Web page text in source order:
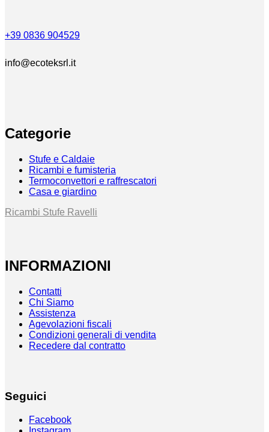
+39 0836 904529
info@ecoteksrl.it
Categorie
Stufe e Caldaie
Ricambi e fumisteria
Termoconvettori e raffrescatori
Casa e giardino
Ricambi Stufe Ravelli
INFORMAZIONI
Contatti
Chi Siamo
Assistenza
Agevolazioni fiscali
Condizioni generali di vendita
Recedere dal contratto
Seguici
Facebook